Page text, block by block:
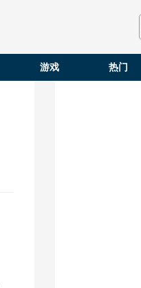
游戏 热门